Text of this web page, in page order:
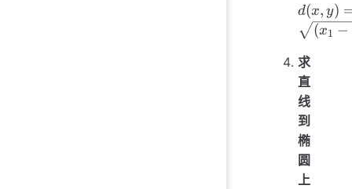
d(x,
y_2)^2}
d(x, y)
(x1 −
求
直
线
到
椭
圆
上